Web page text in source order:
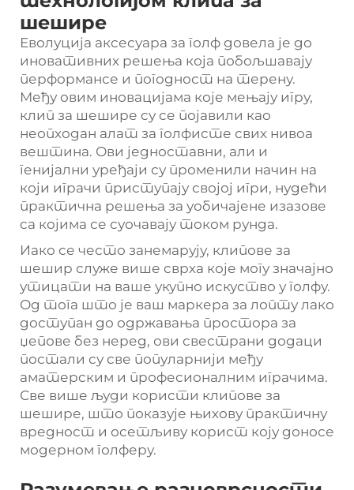
шешире
Еволуција аксесуара за голф довела је до
иновативних решења која побољшавају
перформансе и погодност на терену.
Међу овим иновацијама које мењају игру,
клип за шешире су се појавили као
неопходан алат за голфисте свих нивоа
вештина. Ови једноставни, али и
генијални уређаји су променили начин на
који играчи приступају својој игри, нудећи
практична решења за уобичајене изазове
са којима се суочавају током рунда.
Иако се често занемарују, клипове за
шешир служе више сврха које могу значајно
утицати на ваше укупно искуство у голфу.
Од тога што је ваш маркера за лопту лако
доступан до одржавања простора за
џепове без неред, ови свестрани додаци
постали су све популарнији међу
аматерским и професионалним играчима.
Све више људи користи клипове за
шешире, што показује њихову практичну
вредност и осетљиву корист коју доносе
модерном голферу.